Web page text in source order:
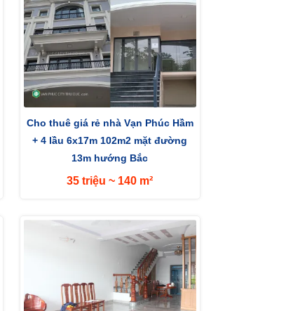
Cho thuê giá rẻ nhà Vạn Phúc Hầm
+ 4 lầu 6x17m 102m2 mặt đường
13m hướng Bắc
35 triệu ~ 140 m²